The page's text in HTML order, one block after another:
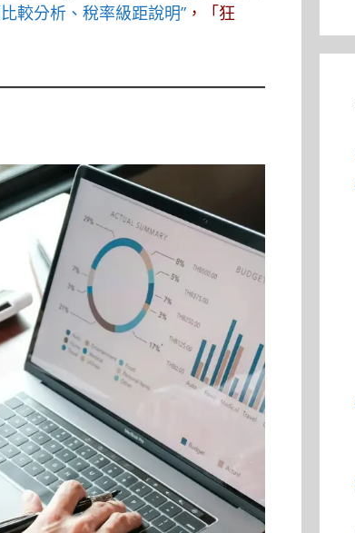
較分析、稅率級距說明” ，「狂